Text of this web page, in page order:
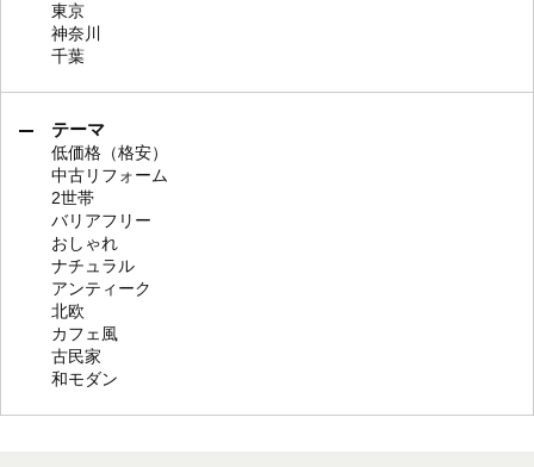
東京
神奈川
千葉
テーマ
低価格（格安）
中古リフォーム
2世帯
バリアフリー
おしゃれ
ナチュラル
アンティーク
北欧
カフェ風
古民家
和モダン